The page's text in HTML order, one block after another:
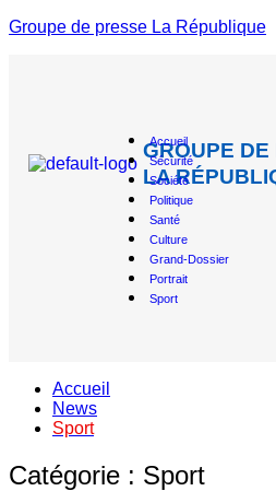
Groupe de presse La République
GROUPE DE
LA
Accueil
Sécurité
Société
Politique
Santé
Culture
Grand-Dossier
Portrait
Sport
Accueil
News
Sport
Catégorie : Sport